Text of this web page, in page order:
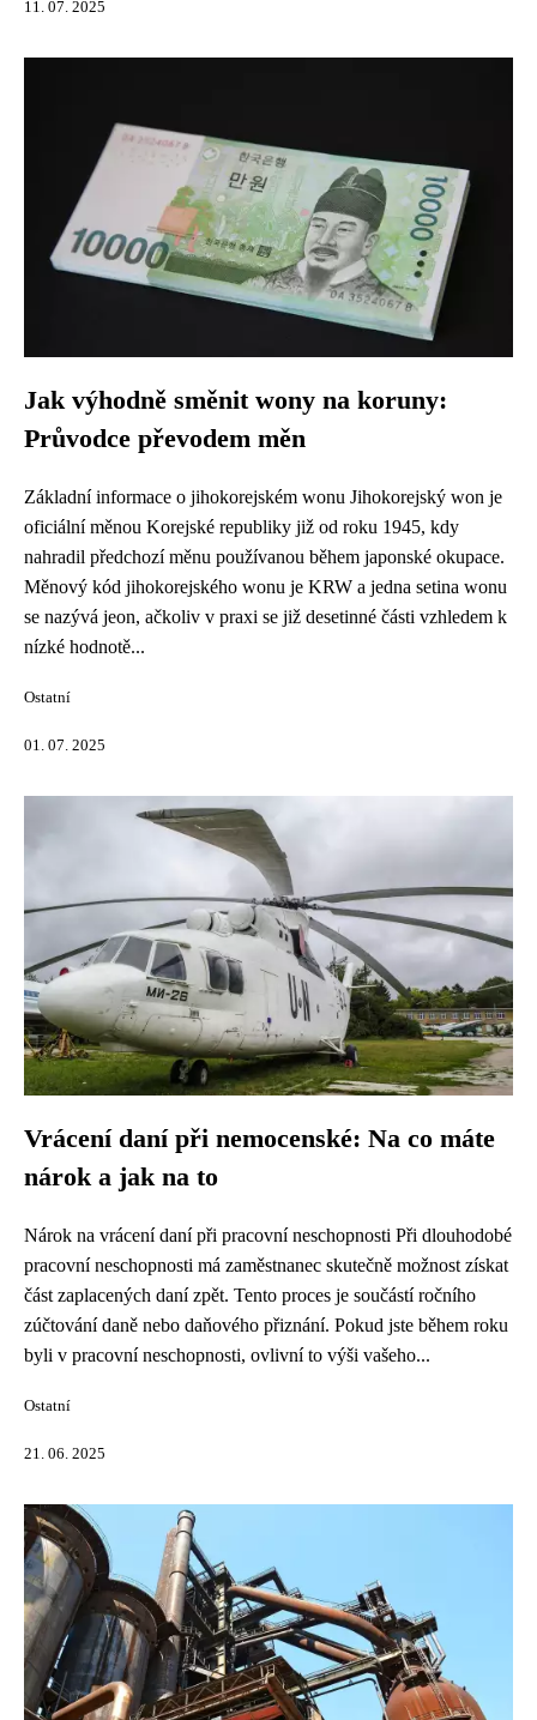
11. 07. 2025
Jak výhodně směnit wony na koruny:
Průvodce převodem měn
Základní informace o jihokorejském wonu Jihokorejský won je
oficiální měnou Korejské republiky již od roku 1945, kdy
nahradil předchozí měnu používanou během japonské okupace.
Měnový kód jihokorejského wonu je KRW a jedna setina wonu
se nazývá jeon, ačkoliv v praxi se již desetinné části vzhledem k
nízké hodnotě...
Ostatní
01. 07. 2025
Vrácení daní při nemocenské: Na co máte
nárok a jak na to
Nárok na vrácení daní při pracovní neschopnosti Při dlouhodobé
pracovní neschopnosti má zaměstnanec skutečně možnost získat
část zaplacených daní zpět. Tento proces je součástí ročního
zúčtování daně nebo daňového přiznání. Pokud jste během roku
byli v pracovní neschopnosti, ovlivní to výši vašeho...
Ostatní
21. 06. 2025